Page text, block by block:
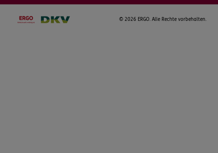
© 2026 ERGO. Alle Rechte vorbehalten.